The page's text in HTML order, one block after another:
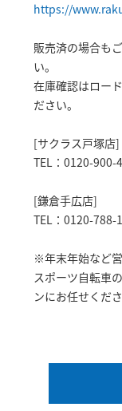
https://
販売済の場合も
い。
在庫確認はロー
ださい。
[サクラス戸塚店]
TEL：0120-
[鎌倉手広店]
TEL：0120-
※年末年始など
スポーツ自転車
ンにお任せくだ